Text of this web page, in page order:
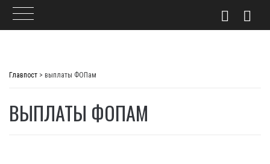
Главпост > выплаты ФОПам
ВЫПЛАТЫ ФОПАМ